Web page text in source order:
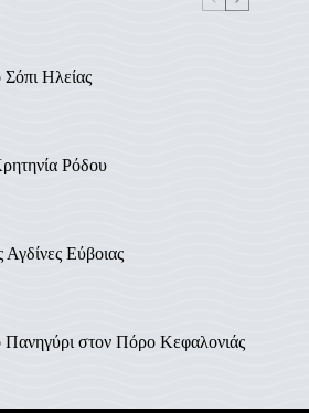
Ηλείας
Ρόδου
Αγδίνες Εύβοιας
στον Πόρο Κεφαλονιάς